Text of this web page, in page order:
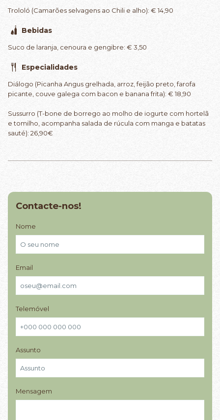
Trololó (Camarões selvagens ao Chili e alho): € 14,90
Bebidas
Suco de laranja, cenoura e gengibre: € 3,50
Especialidades
Diálogo (Picanha Angus grelhada, arroz, feijão preto, farofa
picante, couve galega com bacon e banana frita): € 18,90
Sussurro (T-bone de borrego ao molho de iogurte com hortelã
e tomilho, acompanha salada de rúcula com manga e batatas
sauté): 26,90€
Contacte-nos!
Nome
Email
Telemóvel
Assunto
Mensagem